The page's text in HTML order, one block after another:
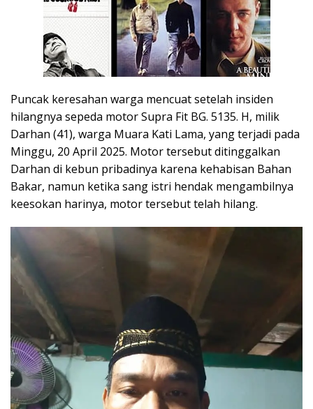
Puncak keresahan warga mencuat setelah insiden
hilangnya sepeda motor Supra Fit BG. 5135. H, milik
Darhan (41), warga Muara Kati Lama, yang terjadi pada
Minggu, 20 April 2025. Motor tersebut ditinggalkan
Darhan di kebun pribadinya karena kehabisan Bahan
Bakar, namun ketika sang istri hendak mengambilnya
keesokan harinya, motor tersebut telah hilang.